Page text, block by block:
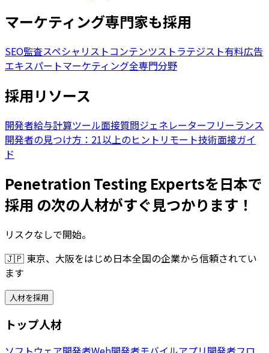
マーケティング専門家も採用
SEO監査スペシャリストコンテンツストラテジスト有料広告
エキスパートマーケティング全専門分野
採用リソース
開発者給与計算ツール面接質問ジェネレーターフリーランス
開発者の見つけ方：21以上のヒント リモート技術面接ガイ
ド
Penetration Testing Expertsを日本で
採用 の次の人材がすぐ見つかります！
リスクなしで開始。
🇯🇵 東京、大阪をはじめ日本全国の企業から信頼されてい
ます
人材を採用
トップ人材